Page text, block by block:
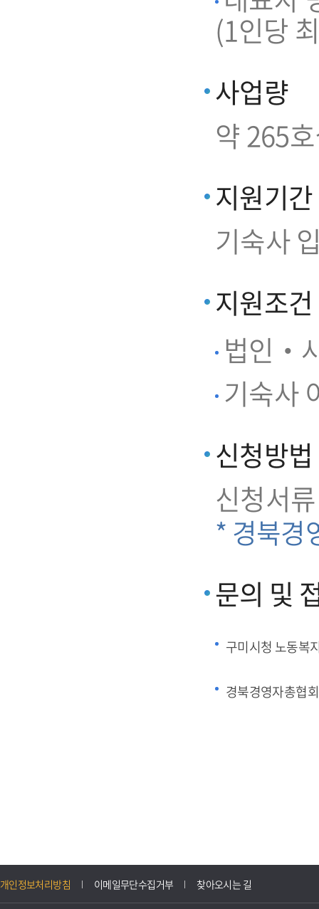
(1인당
사업량
약 265
지원기간
기숙사
지원조건
법인‧
기숙사
신청방법
신청서
* 경북경
문의 및
구미시청 노동복
경북경영자총협
개인정보처리방침 이메일무단수집거부 찾아오시는 길